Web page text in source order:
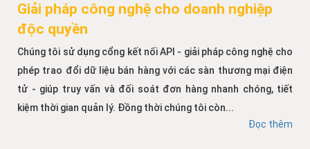
Giải pháp công nghệ cho doanh nghiệp
độc quyền
Chúng tôi sử dụng cổng kết nối API - giải pháp công nghệ cho
phép trao đổi dữ liệu bán hàng với các sàn thương mại điện
tử - giúp truy vấn và đối soát đơn hàng nhanh chóng, tiết
kiệm thời gian quản lý. Đồng thời chúng tôi còn...
Đọc thêm